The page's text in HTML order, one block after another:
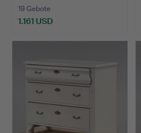
19 Gebote
1.161 USD